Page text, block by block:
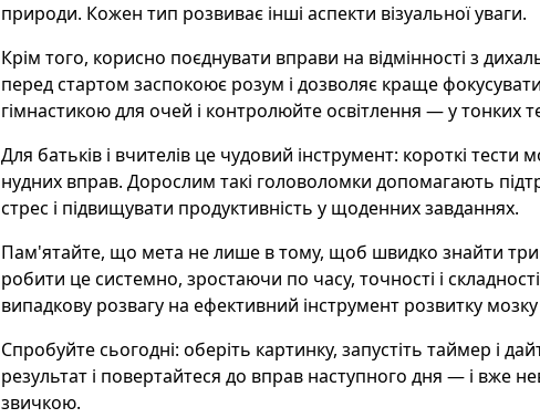
природи. Кожен тип розвиває інші аспекти візуальної уваги.
Крім того, корисно поєднувати вправи на відмінності з
перед стартом заспокоює розум і дозволяє краще
гімнастикою для очей і контролюйте освітлення — у тонких
Для батьків і вчителів це чудовий інструмент: короткі
нудних вправ. Дорослим такі головоломки допомагають
стрес і підвищувати продуктивність у щоденних завданнях.
Пам'ятайте, що мета не лише в тому, щоб швидко знайти три
робити це системно, зростаючи по часу, точності і
випадкову розвагу на ефективний інструмент розвитку
Спробуйте сьогодні: оберіть картинку, запустіть таймер і
результат і повертайтеся до вправ наступного дня — і вже
звичкою.